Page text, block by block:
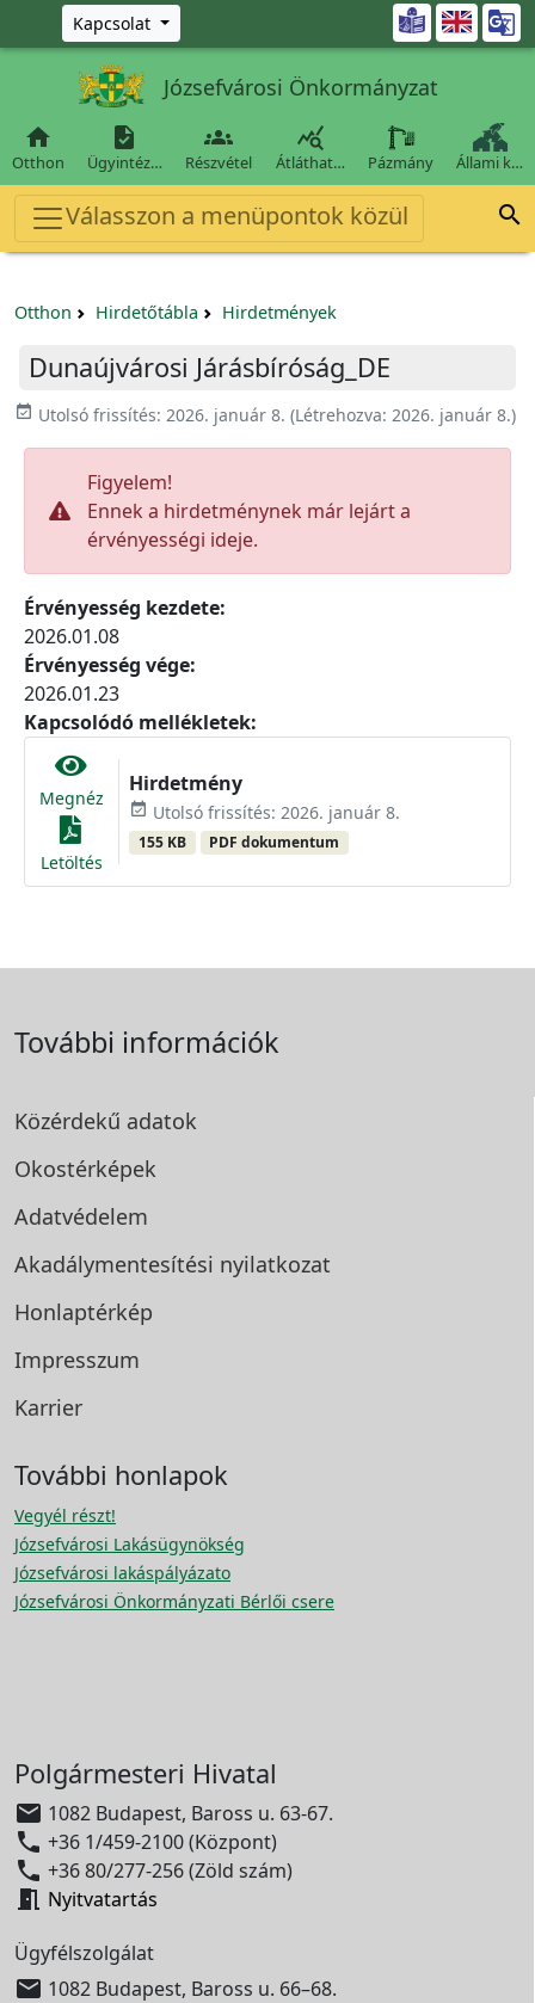
Ugrás a fő tartalomra
Kapcsolat 
Józsefvárosi Önkormányzat

Otthon

Ügyintéz…

Részvétel

Átláthat… Pázmány Állami k…
Válasszon a menüpontok közül 
Otthon Hirdetőtábla Hirdetmények
Dunaújvárosi Járásbíróság_DE
event_available Utolsó frissítés: 2026. január 8. (Létrehozva: 2026. január 8.)
Figyelem!
Ennek a hirdetménynek már lejárt a
érvényességi ideje.
Érvényesség kezdete:
2026.01.08
Érvényesség vége:
2026.01.23
Kapcsolódó mellékletek:
Megnéz
Letöltés
Hirdetmény
event_available Utolsó frissítés: 2026. január 8.
155 KB PDF dokumentum
További információk
Közérdekű adatok
Okostérképek
Adatvédelem
Akadálymentesítési nyilatkozat
Honlaptérkép
Impresszum
Karrier
További honlapok
Vegyél részt!
Józsefvárosi Lakásügynökség
Józsefvárosi lakáspályázato
Józsefvárosi Önkormányzati Bérlői csere
Polgármesteri Hivatal
 1082 Budapest, Baross u. 63-67.
 +36 1/459-2100 (Központ)
 +36 80/277-256 (Zöld szám)
 Nyitvatartás
Ügyfélszolgálat
 1082 Budapest, Baross u. 66–68.